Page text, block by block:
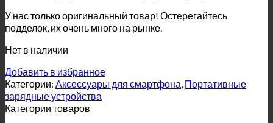
У нас только оригинальный товар! Остерегайтесь
подделок, их очень много на рынке.
Нет в наличии
Добавить в избранное
Категории: Аксессуары для смартфона, Портативные
зарядные устройства
Категории товаров